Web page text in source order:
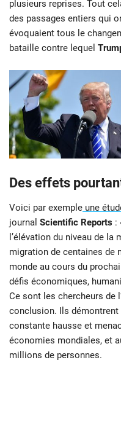
plusieurs reprises. Tout
des passages entiers qui
évoquaient tous le
bataille contre lequel
Des effets
Voici par exemple une
journal Scientific Reports :
l’élévation du niveau de
migration de centaines de
monde au cours du
défis économiques,
Ce sont les chercheurs de
conclusion. Ils démontrent
constante hausse et
économies mondiales, et
millions de personnes.